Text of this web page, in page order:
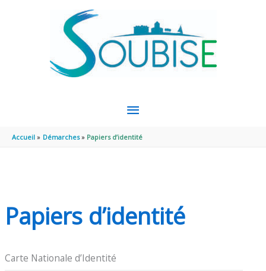
MENU
PRINCIPAL
Accueil Démarches Papiers d’identité
Papiers d’identité
Carte Nationale d’Identité